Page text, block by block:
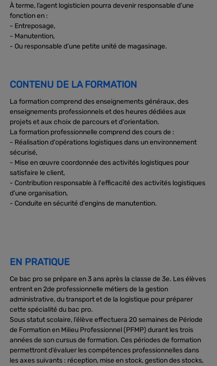
À terme, l’agent logisticien pourra devenir responsable d’une
fonction en :
- Entreposage,
- Manutention,
- Ou responsable d’une petite unité de magasinage.
CONTENU DE LA FORMATION
La formation comprend des enseignements généraux, des
enseignements professionnels et des heures dédiées aux
projets et aux choix de parcours et d'orientation.
La formation professionnelle comprend des cours de :
- Réalisation d'opérations logistiques dans un environnement
sécurisé,
- Mise en œuvre coordonnée des activités logistiques pour
satisfaire le client,
- Contribution responsable à l'efficacité des activités logistiques
d'une organisation,
- Conduite en sécurité d'engins de manutention.
EN PRATIQUE
Ce bac pro se prépare en 3 ans après la classe de 3e. Les élèves
entrent en 2de professionnelle métiers de la gestion
administrative, du transport et de la logistique pour préparer
cette spécialité du bac pro.
Sous statut scolaire, l’élève effectuera 20 semaines de Période
de Formation en Milieu Professionnel (PFMP) durant les trois
années de son cursus de formation. Ces périodes de formation
permettront d’évaluer les compétences professionnelles dans
les axes suivants : réception, mise en stock, gestion des stocks,